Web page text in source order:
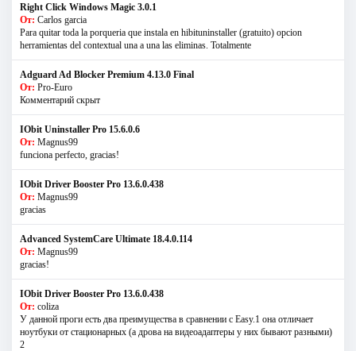
Right Click Windows Magic 3.0.1
От: Carlos garcia
Para quitar toda la porqueria que instala en hibituninstaller (gratuito) opcion
herramientas del contextual una a una las eliminas. Totalmente
Adguard Ad Blocker Premium 4.13.0 Final
От: Pro-Euro
Комментарий скрыт
IObit Uninstaller Pro 15.6.0.6
От: Magnus99
funciona perfecto, gracias!
IObit Driver Booster Pro 13.6.0.438
От: Magnus99
gracias
Advanced SystemCare Ultimate 18.4.0.114
От: Magnus99
gracias!
IObit Driver Booster Pro 13.6.0.438
От: coliza
У данной проги есть два преимущества в сравнении с Easy.1 она отличает
ноутбуки от стационарных (а дрова на видеоадаптеры у них бывают разными)
2